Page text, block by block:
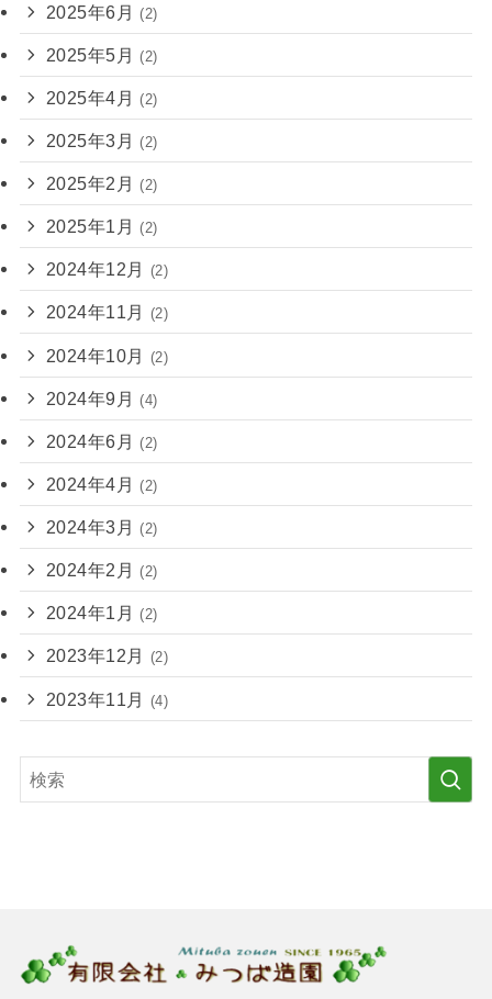
2025年6月 (2)
2025年5月 (2)
2025年4月 (2)
2025年3月 (2)
2025年2月 (2)
2025年1月 (2)
2024年12月 (2)
2024年11月 (2)
2024年10月 (2)
2024年9月 (4)
2024年6月 (2)
2024年4月 (2)
2024年3月 (2)
2024年2月 (2)
2024年1月 (2)
2023年12月 (2)
2023年11月 (4)